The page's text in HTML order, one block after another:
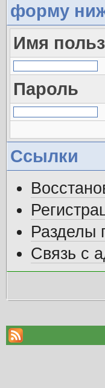
форму
Имя
Пароль
Ссылки
Разделы
Связь с